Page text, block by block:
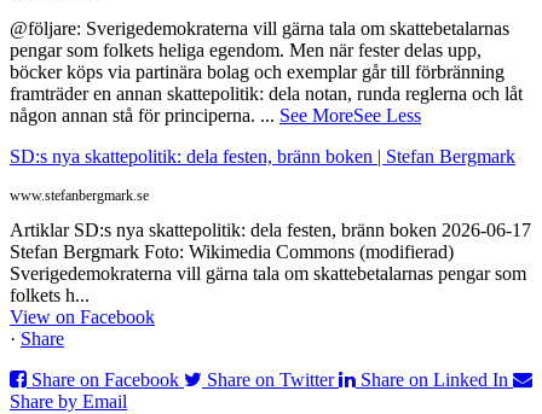
@följare: Sverigedemokraterna vill gärna tala om skattebetalarnas
pengar som folkets heliga egendom. Men när fester delas upp,
böcker köps via partinära bolag och exemplar går till förbränning
framträder en annan skattepolitik: dela notan, runda reglerna och låt
någon annan stå för principerna. ... See MoreSee Less
SD:s nya skattepolitik: dela festen, bränn boken | Stefan Bergmark
www.stefanbergmark.se
Artiklar SD:s nya skattepolitik: dela festen, bränn boken 2026-06-17
Stefan Bergmark Foto: Wikimedia Commons (modifierad)
Sverigedemokraterna vill gärna tala om skattebetalarnas pengar som
folkets h...
View on Facebook
· Share
Share on Facebook
Share on Twitter
Share on Linked In
Share by Email